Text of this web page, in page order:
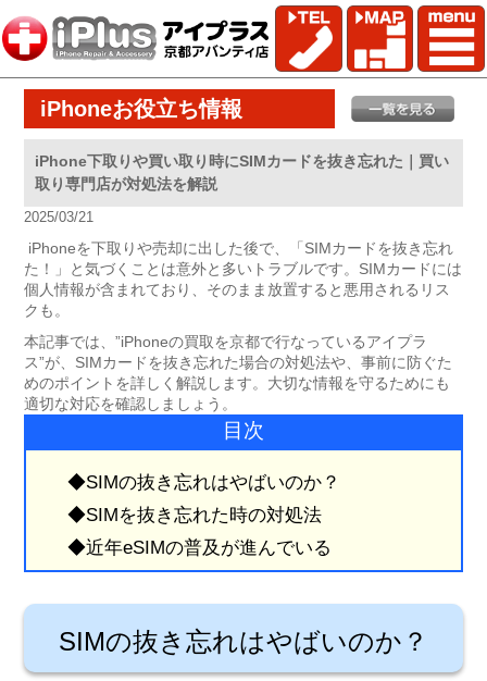
iPhoneお役立ち情報
iPhone下取りや買い取り時にSIMカードを抜き忘れた｜買い
取り専門店が対処法を解説
2025/03/21
iPhoneを下取りや売却に出した後で、「SIMカードを抜き忘れ
た！」と気づくことは意外と多いトラブルです。SIMカードには
個人情報が含まれており、そのまま放置すると悪用されるリス
クも。
本記事では、”iPhoneの買取を京都で行なっているアイプラ
ス”が、SIMカードを抜き忘れた場合の対処法や、事前に防ぐた
めのポイントを詳しく解説します。大切な情報を守るためにも
適切な対応を確認しましょう。
目次
◆SIMの抜き忘れはやばいのか？
◆SIMを抜き忘れた時の対処法
◆近年eSIMの普及が進んでいる
SIMの抜き忘れはやばいのか？